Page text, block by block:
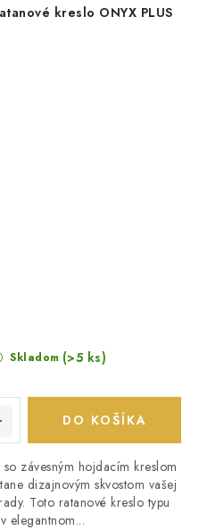
kreslo ONYX PLUS
Skladom (>5 ks)
DO KOŠÍKA
závesným hojdacím kreslom
dizajnovým skvostom vašej
Toto ratanové kreslo typu
elegantnom...